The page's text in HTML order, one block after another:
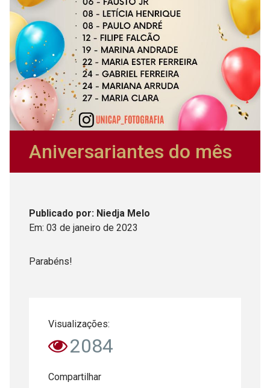
Aniversariantes do mês
Publicado por: Niedja Melo
Em: 03 de janeiro de 2023
Parabéns!
Visualizações:
2084
Compartilhar